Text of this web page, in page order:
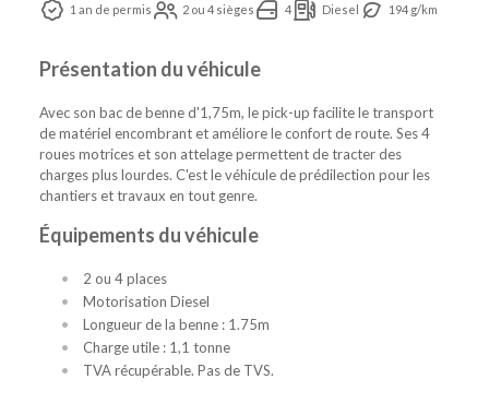
1 an de permis 2 ou 4 sièges 4 Diesel 194 g/km
Présentation du véhicule
Avec son bac de benne d'1,75m, le pick-up facilite le transport
de matériel encombrant et améliore le confort de route. Ses 4
roues motrices et son attelage permettent de tracter des
charges plus lourdes. C'est le véhicule de prédilection pour les
chantiers et travaux en tout genre.
Équipements du véhicule
2 ou 4 places
Motorisation Diesel
Longueur de la benne : 1.75m
Charge utile : 1,1 tonne
TVA récupérable. Pas de TVS.